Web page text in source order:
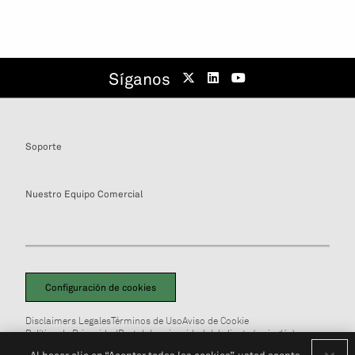
Síganos
Soporte
Nuestro Equipo Comercial
Configuración de cookies
Disclaimers LegalesTérminos de UsoAviso de Cookie
Política de PrivacidadPortal de privacidad del cliente (en inglés)